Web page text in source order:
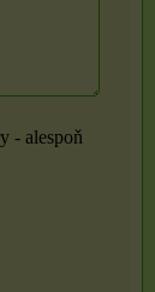
- alespoň